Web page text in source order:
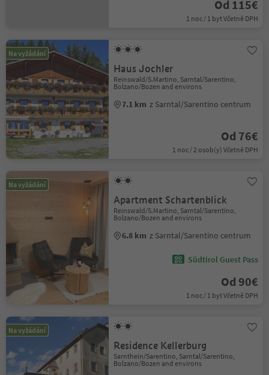
Od 115€
1 noc / 1 byt Včetně DPH
Na vyžádání
Haus Jochler
Reinswald/S.Martino, Sarntal/Sarentino,
Bolzano/Bozen and environs
7.1 km z Sarntal/Sarentino centrum
Od 76€
1 noc / 2 osob(y) Včetně DPH
Na vyžádání
Apartment Schartenblick
Reinswald/S.Martino, Sarntal/Sarentino,
Bolzano/Bozen and environs
6.8 km z Sarntal/Sarentino centrum
Südtirol Guest Pass
Od 90€
1 noc / 1 byt Včetně DPH
Na vyžádání
Residence Kellerburg
Sarnthein/Sarentino, Sarntal/Sarentino,
Bolzano/Bozen and environs